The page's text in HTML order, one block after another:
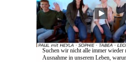
Suchen wir nicht alle immer wieder
Ausnahme in unserem Leben,